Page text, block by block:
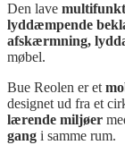
Den lave
lyddæmpende
afskærmning,
møbel.
Bue Reolen er et
designet ud fra et
lærende miljøer
gang i samme rum.